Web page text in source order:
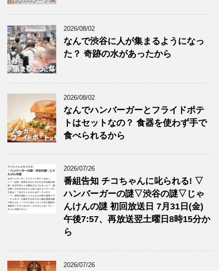
2026/08/02
なんで渋谷に人が集まるようになっ
た？ 奇跡の水があったから
2026/08/02
なんでハンバーガーとフライドポテ
トはセットなの？ 食器を使わず手で
食べられるから
2026/07/26
番組告知 チコちゃんに叱られる! ▽
ハンバーガーの謎▽渋谷の謎▽じゃ
んけんの謎 初回放送日 7月31日(金)
午後7:57、再放送翌土曜日8時15分か
ら
2026/07/26